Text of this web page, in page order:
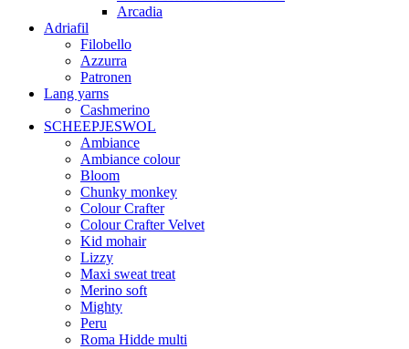
Arcadia
Adriafil
Filobello
Azzurra
Patronen
Lang yarns
Cashmerino
SCHEEPJESWOL
Ambiance
Ambiance colour
Bloom
Chunky monkey
Colour Crafter
Colour Crafter Velvet
Kid mohair
Lizzy
Maxi sweat treat
Merino soft
Mighty
Peru
Roma Hidde multi